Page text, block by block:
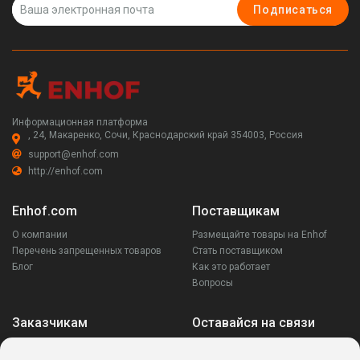
Подписаться
Информационная платформа
, 24, Макаренко, Сочи, Краснодарский край 354003, Россия
support@enhof.com
http://enhof.com
Enhof.com
О компании
Перечень запрещенных товаров
Блог
Поставщикам
Размещайте товары на Enhof
Стать поставщиком
Как это работает
Вопросы
Заказчикам Оставайся на связи